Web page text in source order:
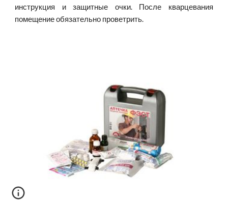
инструкция и защитные очки. После кварцевания
помещение обязательно проветрить.